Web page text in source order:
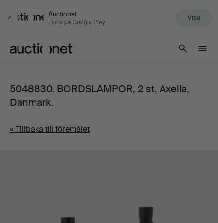
Stäng
Auctionet
Finns på Google Play Visa
5048830. BORDSLAMPOR, 2 st, Axella,
Danmark.
« Tillbaka till föremålet